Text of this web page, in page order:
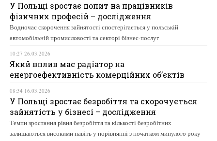
У Польщі зростає попит на працівників
фізичних професій – дослідження
Водночас скорочення зайнятості спостерігається у польській
автомобільній промисловості та секторі бізнес-послуг
10:27 26.03.2026
Який вплив має радіатор на
енергоефективність комерційних об’єктів
08:34 16.03.2026
У Польщі зростає безробіття та скорочується
зайнятість у бізнесі – дослідження
Темпи зростання рівня безробіття та кількості безробітних
залишаються високими навіть у порівнянні з початком минулого року